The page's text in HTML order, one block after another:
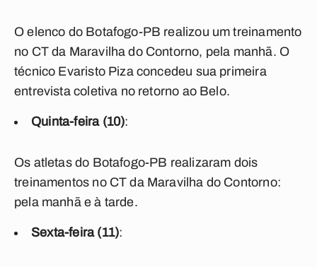
O elenco do Botafogo-PB realizou um treinamento
no CT da Maravilha do Contorno, pela manhã. O
técnico Evaristo Piza concedeu sua primeira
entrevista coletiva no retorno ao Belo.
Quinta-feira (10):
Os atletas do Botafogo-PB realizaram dois
treinamentos no CT da Maravilha do Contorno:
pela manhã e à tarde.
Sexta-feira (11):